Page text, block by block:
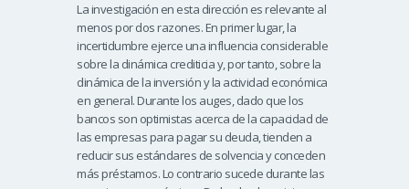
La investigación en esta dirección es relevante al
menos por dos razones. En primer lugar, la
incertidumbre ejerce una influencia considerable
sobre la dinámica crediticia y, por tanto, sobre la
dinámica de la inversión y la actividad económica
en general. Durante los auges, dado que los
bancos son optimistas acerca de la capacidad de
las empresas para pagar su deuda, tienden a
reducir sus estándares de solvencia y conceden
más préstamos. Lo contrario sucede durante las